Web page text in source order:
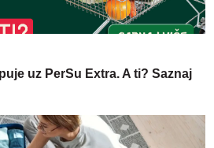
uz PerSu Extra. A ti? Saznaj